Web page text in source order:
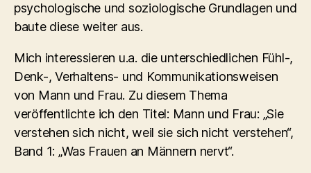
psychologische und soziologische Grundlagen und
baute diese weiter aus.
Mich interessieren u.a. die unterschiedlichen Fühl-,
Denk-, Verhaltens- und Kommunikationsweisen
von Mann und Frau. Zu diesem Thema
veröffentlichte ich den Titel: Mann und Frau: „Sie
verstehen sich nicht, weil sie sich nicht verstehen“,
Band 1: „Was Frauen an Männern nervt“.